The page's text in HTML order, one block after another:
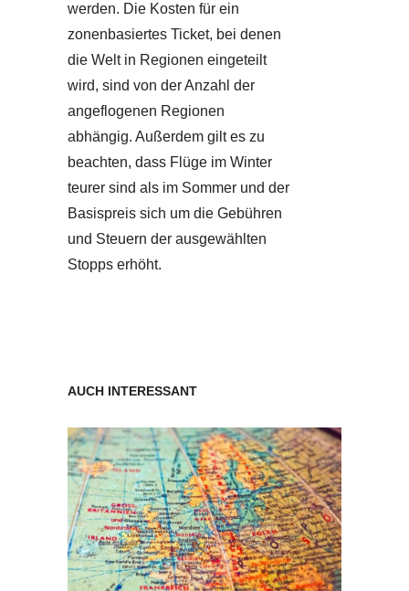
werden. Die Kosten für ein
zonenbasiertes Ticket, bei denen
die Welt in Regionen eingeteilt
wird, sind von der Anzahl der
angeflogenen Regionen
abhängig. Außerdem gilt es zu
beachten, dass Flüge im Winter
teurer sind als im Sommer und der
Basispreis sich um die Gebühren
und Steuern der ausgewählten
Stopps erhöht.
AUCH INTERESSANT